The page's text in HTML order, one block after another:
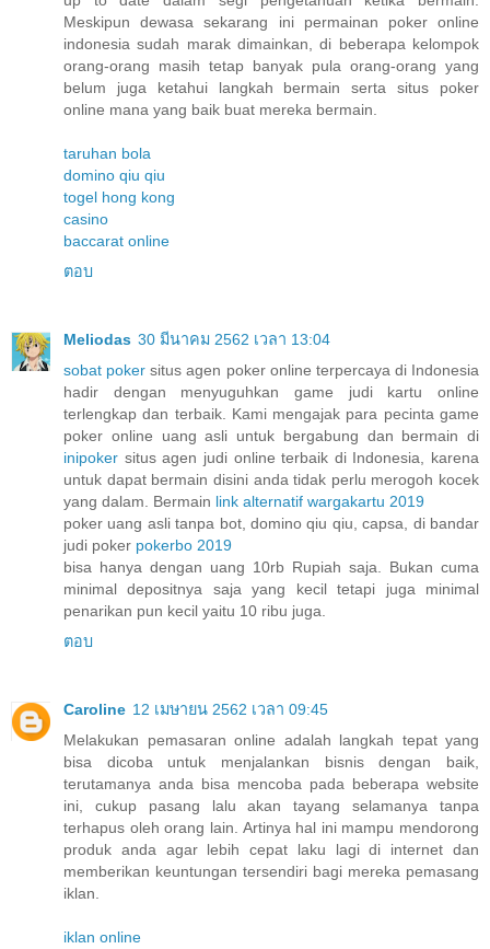
Meskipun dewasa sekarang ini permainan poker online
indonesia sudah marak dimainkan, di beberapa kelompok
orang-orang masih tetap banyak pula orang-orang yang
belum juga ketahui langkah bermain serta situs poker
online mana yang baik buat mereka bermain.
taruhan bola
domino qiu qiu
togel hong kong
casino
baccarat online
ตอบ
Meliodas 30 มีนาคม 2562 เวลา 13:04
sobat poker situs agen poker online terpercaya di Indonesia
hadir dengan menyuguhkan game judi kartu online
terlengkap dan terbaik. Kami mengajak para pecinta game
poker online uang asli untuk bergabung dan bermain di
inipoker situs agen judi online terbaik di Indonesia, karena
untuk dapat bermain disini anda tidak perlu merogoh kocek
yang dalam. Bermain link alternatif wargakartu 2019
poker uang asli tanpa bot, domino qiu qiu, capsa, di bandar
judi poker pokerbo 2019
bisa hanya dengan uang 10rb Rupiah saja. Bukan cuma
minimal depositnya saja yang kecil tetapi juga minimal
penarikan pun kecil yaitu 10 ribu juga.
ตอบ
Caroline 12 เมษายน 2562 เวลา 09:45
Melakukan pemasaran online adalah langkah tepat yang
bisa dicoba untuk menjalankan bisnis dengan baik,
terutamanya anda bisa mencoba pada beberapa website
ini, cukup pasang lalu akan tayang selamanya tanpa
terhapus oleh orang lain. Artinya hal ini mampu mendorong
produk anda agar lebih cepat laku lagi di internet dan
memberikan keuntungan tersendiri bagi mereka pemasang
iklan.
iklan online